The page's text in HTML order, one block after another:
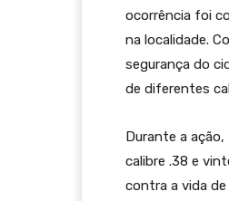
ocorrência foi
na localidade.
segurança do
de diferentes
Durante a
calibre .38 e
contra a vida